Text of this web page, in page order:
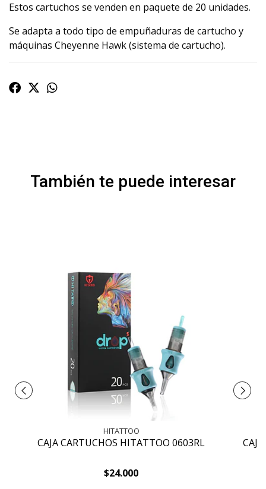
Estos cartuchos se venden en paquete de 20 unidades.
Se adapta a todo tipo de empuñaduras de cartucho y
máquinas Cheyenne Hawk (sistema de cartucho).
También te puede interesar
HITATTOO
CAJA CARTUCHOS HITATTOO 0603RL
$24.000